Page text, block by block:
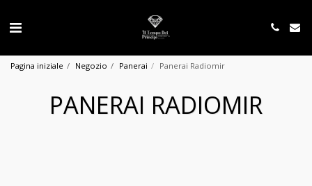
Pagina iniziale Negozio Panerai Panerai Radiomir
PANERAI RADIOMIR